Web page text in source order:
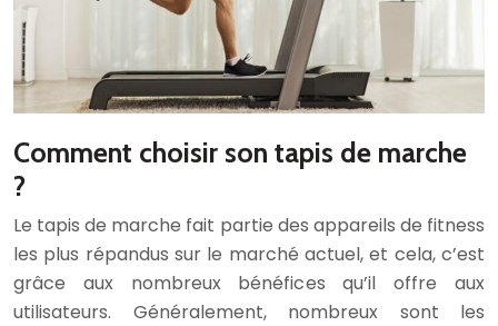
Comment choisir son tapis de marche
?
Le tapis de marche fait partie des appareils de fitness
les plus répandus sur le marché actuel, et cela, c’est
grâce aux nombreux bénéfices qu’il offre aux
utilisateurs. Généralement, nombreux sont les